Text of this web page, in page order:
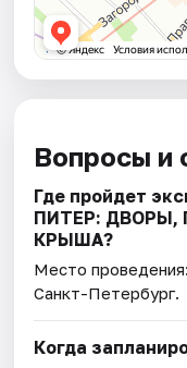
Вопросы и
Где пройдет
ПИТЕР: ДВОРЫ,
КРЫША?
Место
Санкт-Петербург.
Когда